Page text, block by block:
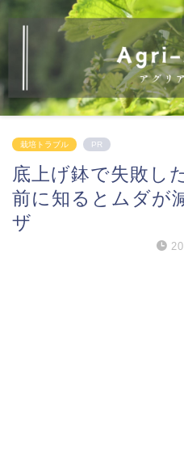
栽培トラブル PR
底上げ鉢で失敗し
前に知るとムダが
ザ